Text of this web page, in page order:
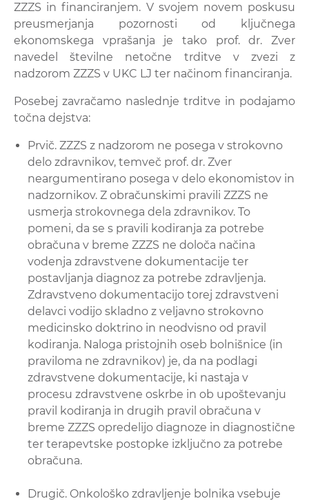
ZZZS in financiranjem. V svojem novem poskusu
preusmerjanja pozornosti od ključnega
ekonomskega vprašanja je tako prof. dr. Zver
navedel številne netočne trditve v zvezi z
nadzorom ZZZS v UKC LJ ter načinom financiranja.
Posebej zavračamo naslednje trditve in podajamo
točna dejstva:
Prvič. ZZZS z nadzorom ne posega v strokovno
delo zdravnikov, temveč prof. dr. Zver
neargumentirano posega v delo ekonomistov in
nadzornikov. Z obračunskimi pravili ZZZS ne
usmerja strokovnega dela zdravnikov. To
pomeni, da se s pravili kodiranja za potrebe
obračuna v breme ZZZS ne določa načina
vodenja zdravstvene dokumentacije ter
postavljanja diagnoz za potrebe zdravljenja.
Zdravstveno dokumentacijo torej zdravstveni
delavci vodijo skladno z veljavno strokovno
medicinsko doktrino in neodvisno od pravil
kodiranja. Naloga pristojnih oseb bolnišnice (in
praviloma ne zdravnikov) je, da na podlagi
zdravstvene dokumentacije, ki nastaja v
procesu zdravstvene oskrbe in ob upoštevanju
pravil kodiranja in drugih pravil obračuna v
breme ZZZS opredelijo diagnoze in diagnostične
ter terapevtske postopke izključno za potrebe
obračuna.
Drugič. Onkološko zdravljenje bolnika vsebuje